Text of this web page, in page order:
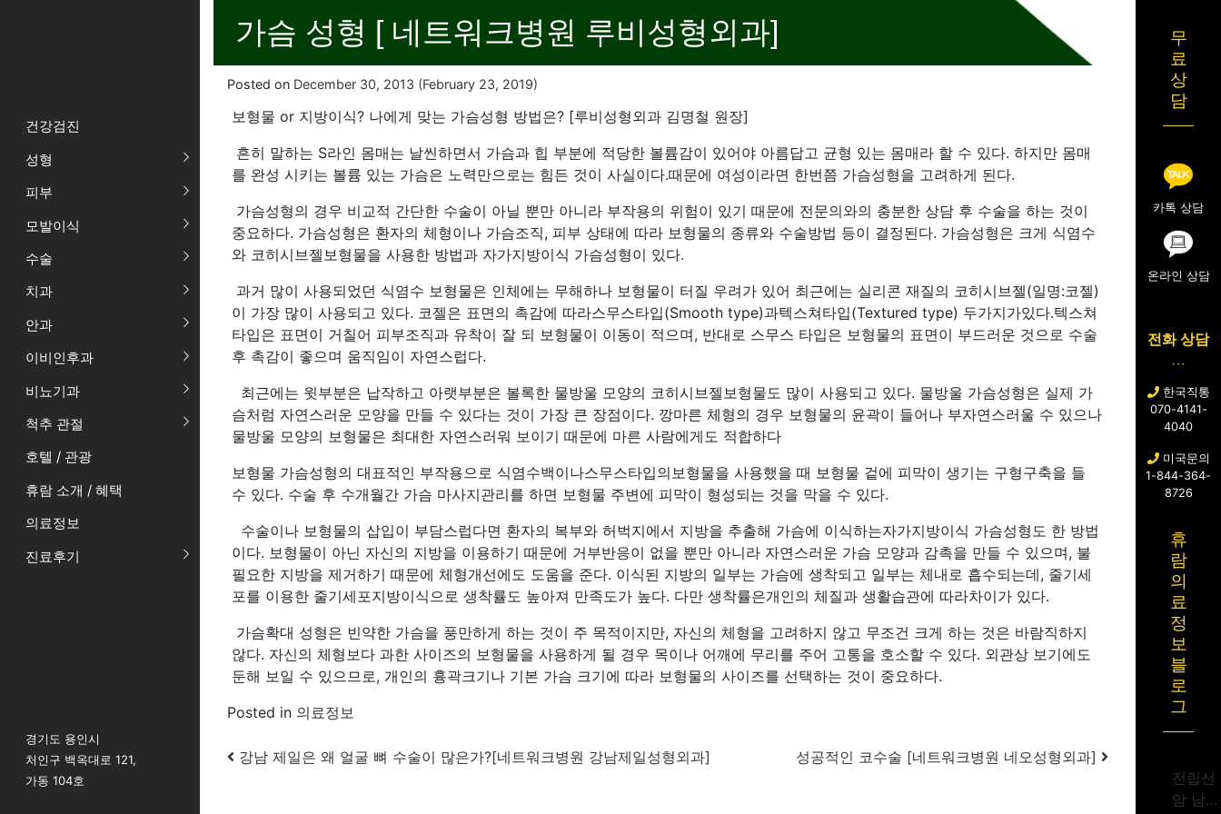
건강검진
성형
피부
모발이식
수술
치과
안과
이비인후과
비뇨기과
척추 관절
호텔 / 관광
휴람 소개 / 혜택
의료정보
진료후기
경기도 용인시
처인구 백옥대로 121,
가동 104호
가슴 성형 [ 네트워크병원 루비성형외과]
Posted on December 30, 2013 (February 23, 2019)
보형물 or 지방이식? 나에게 맞는 가슴성형 방법은? [루비성형외과 김명철 원장]
흔히 말하는 S라인 몸매는 날씬하면서 가슴과 힙 부분에 적당한 볼륨감이 있어야 아름답고 균형 있는 몸매라 할 수 있다. 하지만 몸매
를 완성 시키는 볼륨 있는 가슴은 노력만으로는 힘든 것이 사실이다.때문에 여성이라면 한번쯤 가슴성형을 고려하게 된다.
가슴성형의 경우 비교적 간단한 수술이 아닐 뿐만 아니라 부작용의 위험이 있기 때문에 전문의와의 충분한 상담 후 수술을 하는 것이
중요하다. 가슴성형은 환자의 체형이나 가슴조직, 피부 상태에 따라 보형물의 종류와 수술방법 등이 결정된다. 가슴성형은 크게 식염수
와 코히시브젤보형물을 사용한 방법과 자가지방이식 가슴성형이 있다.
과거 많이 사용되었던 식염수 보형물은 인체에는 무해하나 보형물이 터질 우려가 있어 최근에는 실리콘 재질의 코히시브젤(일명:코젤)
이 가장 많이 사용되고 있다. 코젤은 표면의 촉감에 따라스무스타입(Smooth type)과텍스쳐타입(Textured type) 두가지가있다.텍스쳐
타입은 표면이 거칠어 피부조직과 유착이 잘 되 보형물이 이동이 적으며, 반대로 스무스 타입은 보형물의 표면이 부드러운 것으로 수술
후 촉감이 좋으며 움직임이 자연스럽다.
최근에는 윗부분은 납작하고 아랫부분은 볼록한 물방울 모양의 코히시브젤보형물도 많이 사용되고 있다. 물방울 가슴성형은 실제 가
슴처럼 자연스러운 모양을 만들 수 있다는 것이 가장 큰 장점이다. 깡마른 체형의 경우 보형물의 윤곽이 들어나 부자연스러울 수 있으나
물방울 모양의 보형물은 최대한 자연스러워 보이기 때문에 마른 사람에게도 적합하다
보형물 가슴성형의 대표적인 부작용으로 식염수백이나스무스타입의보형물을 사용했을 때 보형물 겉에 피막이 생기는 구형구축을 들
수 있다. 수술 후 수개월간 가슴 마사지관리를 하면 보형물 주변에 피막이 형성되는 것을 막을 수 있다.
수술이나 보형물의 삽입이 부담스럽다면 환자의 복부와 허벅지에서 지방을 추출해 가슴에 이식하는자가지방이식 가슴성형도 한 방법
이다. 보형물이 아닌 자신의 지방을 이용하기 때문에 거부반응이 없을 뿐만 아니라 자연스러운 가슴 모양과 감촉을 만들 수 있으며, 불
필요한 지방을 제거하기 때문에 체형개선에도 도움을 준다. 이식된 지방의 일부는 가슴에 생착되고 일부는 체내로 흡수되는데, 줄기세
포를 이용한 줄기세포지방이식으로 생착률도 높아져 만족도가 높다. 다만 생착률은개인의 체질과 생활습관에 따라차이가 있다.
가슴확대 성형은 빈약한 가슴을 풍만하게 하는 것이 주 목적이지만, 자신의 체형을 고려하지 않고 무조건 크게 하는 것은 바람직하지
않다. 자신의 체형보다 과한 사이즈의 보형물을 사용하게 될 경우 목이나 어깨에 무리를 주어 고통을 호소할 수 있다. 외관상 보기에도
둔해 보일 수 있으므로, 개인의 흉곽크기나 기본 가슴 크기에 따라 보형물의 사이즈를 선택하는 것이 중요하다.
Posted in 의료정보
Post navigation
강남 제일은 왜 얼굴 뼈 수술이 많은가?[네트워크병원 강남제일성형외과] 성공적인 코수술 [네트워크병원 네오성형외과]
무
료
상
담
카톡 상담
온라인 상담
전화 상담
한국직통
070-4141-
4040
미국문의
1-844-364-
8726
휴
람
의
료
정
보
블
로
그
전립선
암 남성